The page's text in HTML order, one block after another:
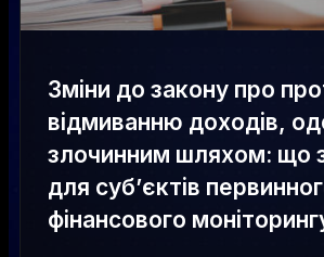
Зміни до закону про
відмиванню доходів,
злочинним шляхом: що
для суб’єктів
фінансового